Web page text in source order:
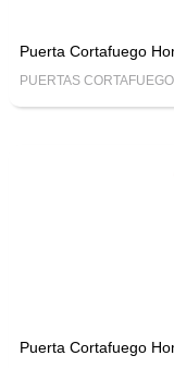
Puerta Cortafuego
PUERTAS CORTAFUEGO
Puerta Cortafuego